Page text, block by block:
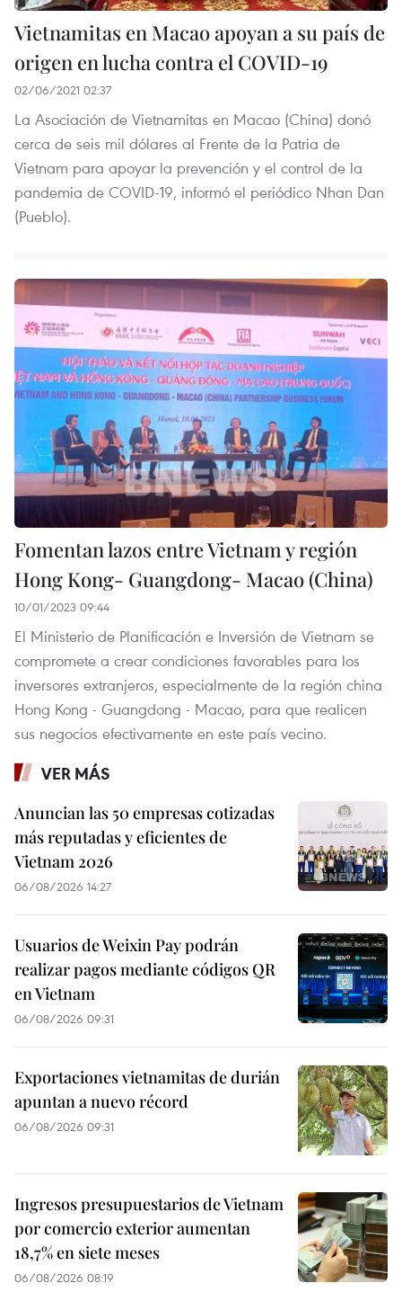
Vietnamitas en Macao apoyan a su país de
origen en lucha contra el COVID-19
02/06/2021 02:37
La Asociación de Vietnamitas en Macao (China) donó
cerca de seis mil dólares al Frente de la Patria de
Vietnam para apoyar la prevención y el control de la
pandemia de COVID-19, informó el periódico Nhan Dan
(Pueblo).
Fomentan lazos entre Vietnam y región
Hong Kong- Guangdong- Macao (China)
10/01/2023 09:44
El Ministerio de Planificación e Inversión de Vietnam se
compromete a crear condiciones favorables para los
inversores extranjeros, especialmente de la región china
Hong Kong - Guangdong - Macao, para que realicen
sus negocios efectivamente en este país vecino.
VER MÁS
Anuncian las 50 empresas cotizadas
más reputadas y eficientes de
Vietnam 2026
06/08/2026 14:27
Usuarios de Weixin Pay podrán
realizar pagos mediante códigos QR
en Vietnam
06/08/2026 09:31
Exportaciones vietnamitas de durián
apuntan a nuevo récord
06/08/2026 09:31
Ingresos presupuestarios de Vietnam
por comercio exterior aumentan
18,7% en siete meses
06/08/2026 08:19